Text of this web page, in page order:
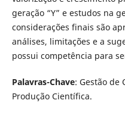
geração “Y” e estudos na
considerações finais são
análises, limitações e a
possui competência para
Palavras-Chave: Gestão de
Produção Científica.